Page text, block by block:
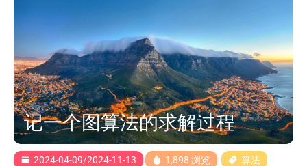
记一个图算法的求解过程
2024-04-09/2024-11-13 1,898 浏览 算法